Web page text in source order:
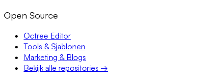
Open Source
Octree Editor
Tools & Sjablonen
Marketing & Blogs
Bekijk alle repositories →